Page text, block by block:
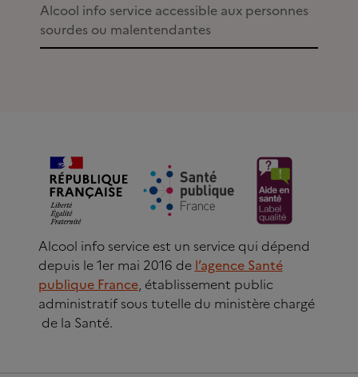
Alcool info service accessible aux personnes
sourdes ou malentendantes
Alcool info service est un service qui dépend
depuis le 1er mai 2016 de l’agence Santé
publique France, établissement public
administratif sous tutelle du ministère chargé
de la Santé.